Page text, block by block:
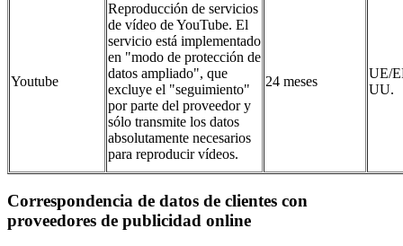
Youtube
Reproducción de servicios
de vídeo de YouTube. El
servicio está implementado
en "modo de protección de
datos ampliado", que
excluye el "seguimiento"
por parte del proveedor y
sólo transmite los datos
absolutamente necesarios
para reproducir vídeos.
24 meses
UE/
UU.
Correspondencia de datos de clientes con
proveedores de publicidad online